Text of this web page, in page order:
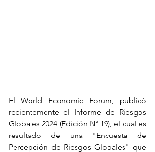
El World Economic Forum, publicó
recientemente el Informe de Riesgos
Globales 2024 (Edición N° 19), el cual es
resultado de una "Encuesta de
Percepción de Riesgos Globales" que